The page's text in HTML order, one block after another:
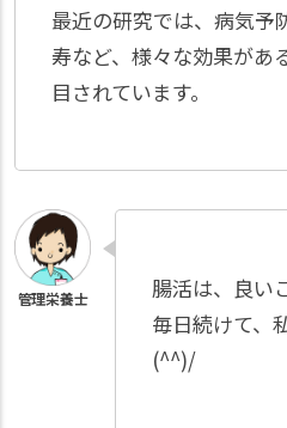
最近の研究では、病気予
寿など、様々な効果があ
目されています。
腸活は、良い
毎日続けて、
(^^)/